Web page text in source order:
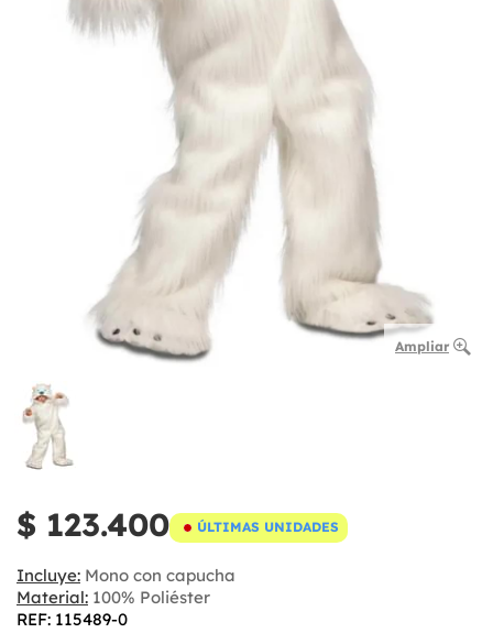
Ampliar
$ 123.400 ÚLTIMAS UNIDADES
Incluye: Mono con capucha
Material: 100% Poliéster
REF: 115489-0